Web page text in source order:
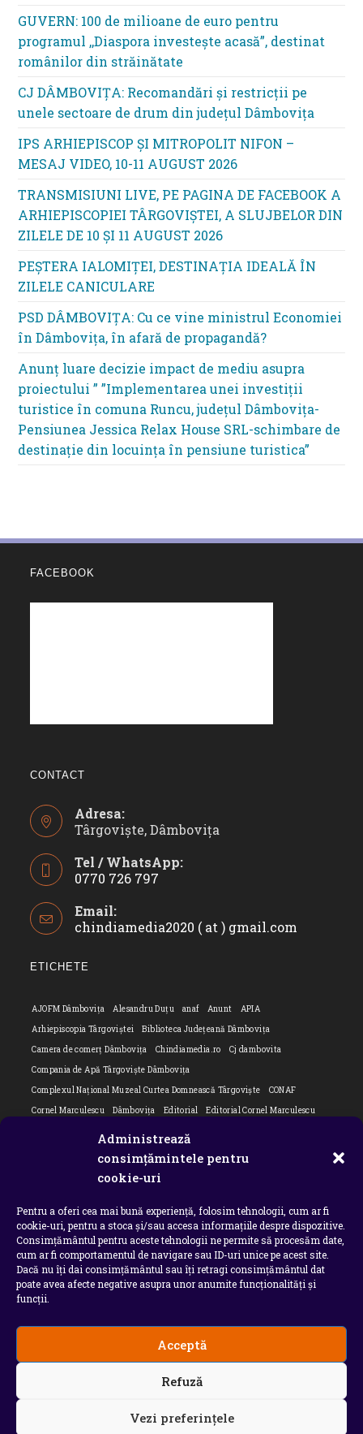
Administrează
consimțămintele pentru
cookie-uri
Pentru a oferi cea mai bună experiență, folosim tehnologii, cum ar fi
cookie-uri, pentru a stoca și/sau accesa informațiile despre dispozitive.
Consimțământul pentru aceste tehnologii ne permite să procesăm date,
cum ar fi comportamentul de navigare sau ID-uri unice pe acest site.
Dacă nu îți dai consimțământul sau îți retragi consimțământul dat
poate avea afecte negative asupra unor anumite funcționalități și
funcții.
Acceptă
Refuză
Vezi preferințele
GUVERN: 100 de milioane de euro pentru
programul ,,Diaspora investește acasă”, destinat
românilor din străinătate
CJ DÂMBOVIȚA: Recomandări și restricții pe
unele sectoare de drum din județul Dâmbovița
IPS ARHIEPISCOP ȘI MITROPOLIT NIFON –
MESAJ VIDEO, 10-11 AUGUST 2026
TRANSMISIUNI LIVE, PE PAGINA DE FACEBOOK A
ARHIEPISCOPIEI TÂRGOVIȘTEI, A SLUJBELOR DIN
ZILELE DE 10 ȘI 11 AUGUST 2026
PEȘTERA IALOMIȚEI, DESTINAȚIA IDEALĂ ÎN
ZILELE CANICULARE
PSD DÂMBOVIȚA: Cu ce vine ministrul Economiei
în Dâmbovița, în afară de propagandă?
Anunț luare decizie impact de mediu asupra
proiectului ” ”Implementarea unei investiții
turistice în comuna Runcu, județul Dâmbovița-
Pensiunea Jessica Relax House SRL-schimbare de
destinație din locuința în pensiune turistica”
FACEBOOK
CONTACT
Adresa:
Târgoviște, Dâmbovița
Tel / WhatsApp:
0770 726 797
in
your
Email:
chindiamedia2020 ( at ) gmail.com
ETICHETE
AJOFM Dâmbovița Alesandru Duțu anaf Anunt
APIA
Arhiepiscopia Târgoviștei
Biblioteca Județeană Dâmbovița
Camera de comerț Dâmbovița
Chindiamedia.ro
Cj dambovita
Compania de Apă Târgoviște Dâmbovița
Complexul Național Muzeal Curtea Domnească Târgoviște
CONAF
Cornel Marculescu
Dâmbovița Editorial
Editorial Cornel Marculescu
ipj dambovita
Isu dambovita Basarab I Dambovita
Ministerul Educației
ministerul sanatatii Nu-ți uita istoria
Oana Filip
Prefectura dambovita
Primaria Dragodana
Primaria Lucieni
primaria Răzvad
Primaria Ulmi primăria Târgoviște
PSD Dambovita
psiholog
Serial Situatia Covid 19 Dambovita
Situație Covid-19
Universitatea Valahia
Copyright 2026 - Chindia Media
Utilizatorii pot descarca si tipari continut de pe acest
INTERZISE copierea, reproducerea, recompilarea,
decompilarea, distribuirea, publicarea, afisarea,